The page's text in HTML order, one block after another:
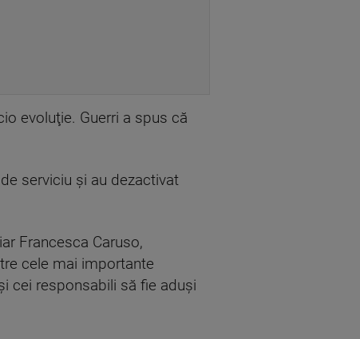
evoluţie. Guerri a spus că
serviciu şi au dezactivat
Francesca Caruso,
cele mai importante
cei responsabili să fie aduşi